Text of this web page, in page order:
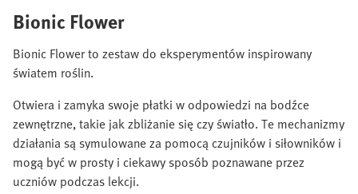
Bionic Flower
Bionic Flower to zestaw do eksperymentów inspirowany
światem roślin.
Otwiera i zamyka swoje płatki w odpowiedzi na bodźce
zewnętrzne, takie jak zbliżanie się czy światło. Te mechanizmy
działania są symulowane za pomocą czujników i siłowników i
mogą być w prosty i ciekawy sposób poznawane przez
uczniów podczas lekcji.